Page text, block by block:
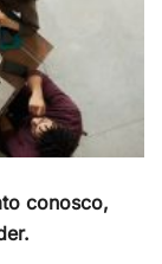
conosco,